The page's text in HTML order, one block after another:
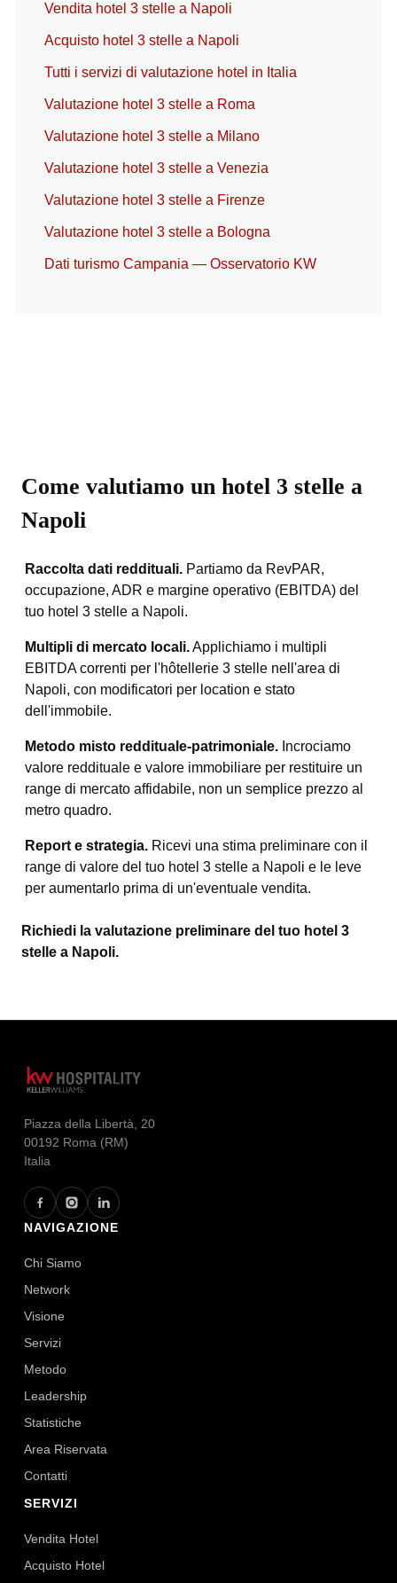
Vendita hotel 3 stelle a Napoli
Acquisto hotel 3 stelle a Napoli
Tutti i servizi di valutazione hotel in Italia
Valutazione hotel 3 stelle a Roma
Valutazione hotel 3 stelle a Milano
Valutazione hotel 3 stelle a Venezia
Valutazione hotel 3 stelle a Firenze
Valutazione hotel 3 stelle a Bologna
Dati turismo Campania — Osservatorio KW
Come valutiamo un hotel 3 stelle a
Napoli
Raccolta dati reddituali. Partiamo da RevPAR,
occupazione, ADR e margine operativo (EBITDA) del
tuo hotel 3 stelle a Napoli.
Multipli di mercato locali.Applichiamo i multipli
EBITDA correnti per l'hôtellerie 3 stelle nell'area di
Napoli, con modificatori per location e stato
dell'immobile.
Metodo misto reddituale-patrimoniale. Incrociamo
valore reddituale e valore immobiliare per restituire un
range di mercato affidabile, non un semplice prezzo al
metro quadro.
Report e strategia. Ricevi una stima preliminare con il
range di valore del tuo hotel 3 stelle a Napoli e le leve
per aumentarlo prima di un'eventuale vendita.
Richiedi la valutazione preliminare del tuo hotel 3
stelle a Napoli.
Piazza della Libertà, 20
00192 Roma (RM)
Italia
NAVIGAZIONE
Chi Siamo
Network
Visione
Servizi
Metodo
Leadership
Statistiche
Area Riservata
Contatti
SERVIZI
Vendita Hotel
Acquisto Hotel